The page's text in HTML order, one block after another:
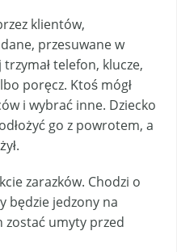
klientów,
przesuwane w
telefon, klucze,
poręcz. Ktoś mógł
i wybrać inne. Dziecko
go z powrotem, a
zarazków. Chodzi o
będzie jedzony na
zostać umyty przed